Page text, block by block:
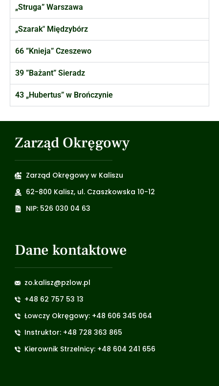
„Struga” Warszawa
„Szarak" Międzybórz
66 ”Knieja” Czeszewo
39 ”Bażant” Sieradz
43 „Hubertus” w Brończynie
Zarząd Okręgowy
Zarząd Okręgowy w Kaliszu
62-800 Kalisz, ul. Czaszkowska 10-12
NIP: 526 030 04 63
Dane kontaktowe
zo.kalisz@pzlow.pl
+48 62 757 53 13
Łowczy Okręgowy: +48 606 345 064
Instruktor: +48 728 363 865
Kierownik Strzelnicy: +48 604 241 656